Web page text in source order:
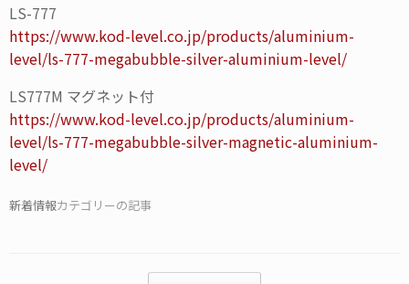
LS-777
https://www.kod-level.co.jp/products/aluminium-
level/ls-777-megabubble-silver-aluminium-level/
LS777M マグネット付
https://www.kod-level.co.jp/products/aluminium-
level/ls-777-megabubble-silver-magnetic-aluminium-
level/
新着情報カテゴリーの記事